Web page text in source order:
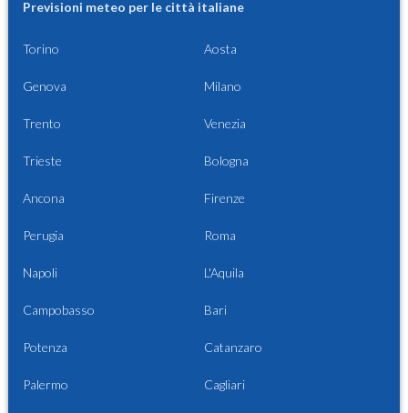
Previsioni meteo per le città italiane
Torino Aosta
Genova Milano
Trento Venezia
Trieste Bologna
Ancona Firenze
Perugia Roma
Napoli L'Aquila
Campobasso Bari
Potenza Catanzaro
Palermo Cagliari